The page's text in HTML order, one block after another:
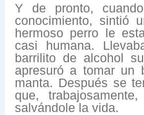
Y de pronto,
conocimiento, sintió
hermoso perro le
casi humana.
barrilito de alcohol
apresuró a tomar un
manta. Después se
que,
salvándole la vida.